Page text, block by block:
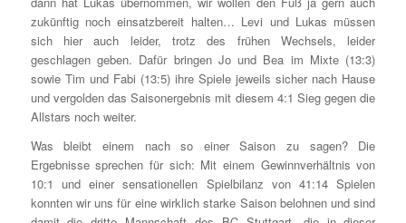
zukünftig noch einsatzbereit halten… Levi und Lukas müssen
sich hier auch leider, trotz des frühen Wechsels, leider
geschlagen geben. Dafür bringen Jo und Bea im Mixte (13:3)
sowie Tim und Fabi (13:5) ihre Spiele jeweils sicher nach Hause
und vergolden das Saisonergebnis mit diesem 4:1 Sieg gegen die
Allstars noch weiter.
Was bleibt einem nach so einer Saison zu sagen? Die
Ergebnisse sprechen für sich: Mit einem Gewinnverhältnis von
10:1 und einer sensationellen Spielbilanz von 41:14 Spielen
konnten wir uns für eine wirklich starke Saison belohnen und sind